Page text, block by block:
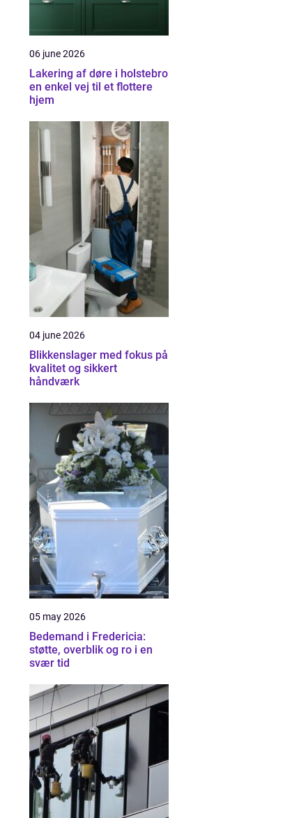
06 june 2026
Lakering af døre i holstebro
en enkel vej til et flottere
hjem
04 june 2026
Blikkenslager med fokus på
kvalitet og sikkert
håndværk
05 may 2026
Bedemand i Fredericia:
støtte, overblik og ro i en
svær tid